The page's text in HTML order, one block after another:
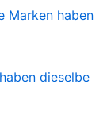
Marken haben
dieselbe